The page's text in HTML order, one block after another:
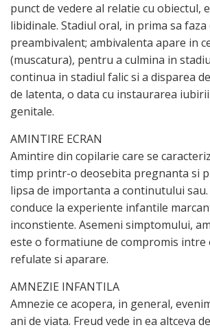
punct de vedere al relatie cu obiectul,
libidinale. Stadiul oral, in prima sa faza
preambivalent; ambivalenta apare in
(muscatura), pentru a culmina in
continua in stadiul falic si a disparea
de latenta, o data cu instaurarea
genitale.
AMINTIRE ECRAN
Amintire din copilarie care se
timp printr-o deosebita pregnanta si
lipsa de importanta a continutului sau.
conduce la experiente infantile
inconstiente. Asemeni simptomului,
este o formatiune de compromis intre
refulate si aparare.
AMNEZIE INFANTILA
Amnezie ce acopera, in general,
ani de viata. Freud vede in ea altceva